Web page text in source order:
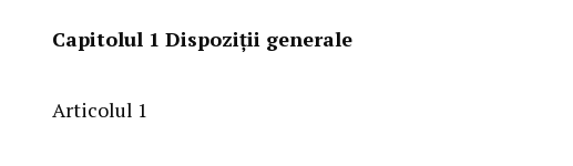
Capitolul 1 Dispoziţii generale
Articolul 1